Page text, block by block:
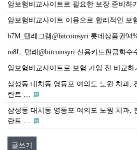
암보험비교사이트로 필요한 보장 준비하
암보험비교사이트 이용으로 합리적인 보
b7M_텔레그램@bitcoinsyri 롯데상품권
m8L_텔래@bitcoinsyri 신용카드현금화
암보험비교사이트로 보험 가입 전 비교하
삼성동 대치동 영등포 여의도 노원 치과,
란트 …
삼성동 대치동 영등포 여의도 노원 치과,
란트 …
글쓰기